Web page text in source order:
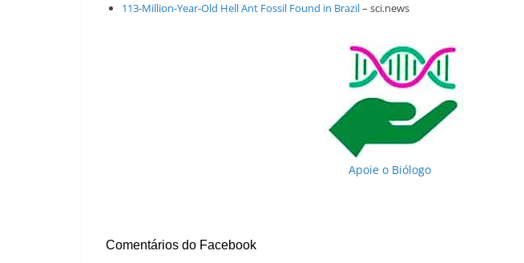
113-Million-Year-Old Hell Ant Fossil Found in Brazil– sci.news
Apoie o Biólogo
Comentários do Facebook